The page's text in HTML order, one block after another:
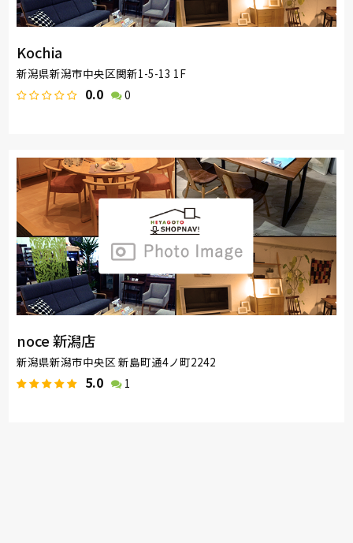
Kochia
新潟県新潟市中央区関新1-5-13 1F
0.0 0
noce 新潟店
新潟県新潟市中央区 新島町通4ノ町2242
5.0 1